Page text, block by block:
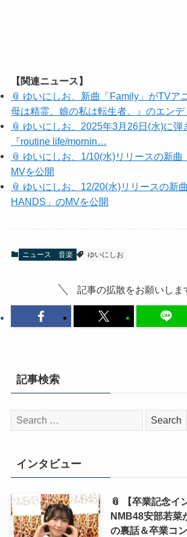
【関連ニュース】
📎 ゆいにしお、新曲「Family」がTVア
母は精霊、娘の私は転生者。』のエン
📎 ゆいにしお、2025年3月26日(水)に弾
『routine life/mornin…
📎 ゆいにしお、1/10(水)リリースの新
MVを公開
📎 ゆいにしお、12/20(水)リリースの新
HANDS」のMVを公開
ニュース 音楽 ゆいにしお
記事の拡散をお願いしま
記事検索
検
索:
インタビュー
📎 【卒業記念イ
NMB48安部若菜
の裏話＆卒業コ